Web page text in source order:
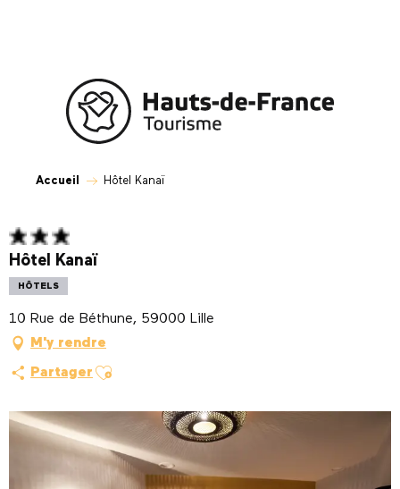
Accueil Hôtel Kanaï
Hôtel Kanaï
HÔTELS
10 Rue de Béthune, 59000 Lille
M'y rendre
Partager Ajouter aux favoris